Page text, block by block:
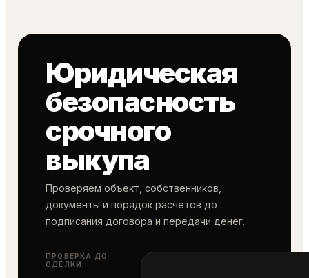
Юридическая
безопасность
срочного
выкупа
Проверяем объект, собственников,
документы и порядок расчётов до
подписания договора и передачи денег.
ПРОВЕРКА ДО
СДЕЛКИ